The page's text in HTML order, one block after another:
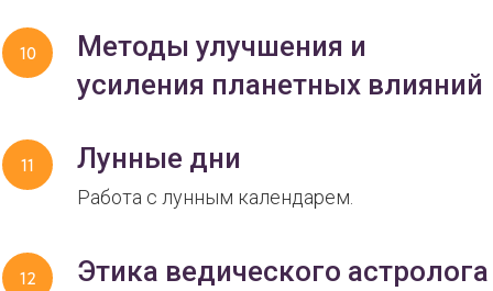
Методы улучшения и
усиления планетных влияний
Лунные дни
Работа с лунным календарем.
Этика ведического астролога